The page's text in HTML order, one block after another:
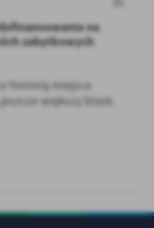
na
zabytkowych
historią miejsca
większy blask.